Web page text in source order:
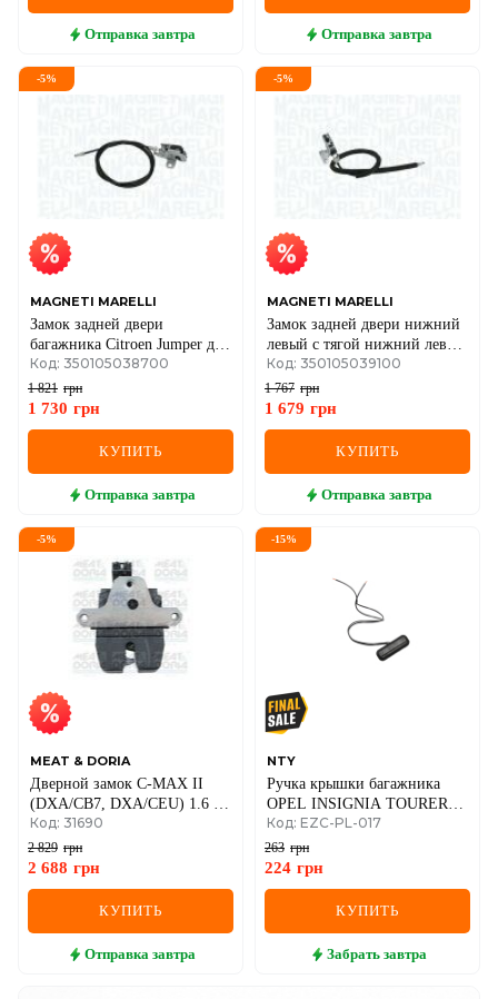
Отправка завтра Отправка завтра
-5%
MAGNETI MARELLI
Замок задней двери
багажника Citroen Jumper до
19
Код: 350105038700
1 821 грн
1 730 грн
КУПИТЬ
Отправка завтра
-5%
MAGNETI MARELLI
Замок задней двери нижний
левый с тягой нижний левый
с тягой Fiat Ducato 2.0D-3.0D
2004–2006
Код: 350105039100
1 767 грн
1 679 грн
КУПИТЬ
Отправка завтра
-5%
MEAT & DORIA
Дверной замок C-MAX II
(DXA/CB7, DXA/CEU) 1.6 Ti
10-19 FORD
Код: 31690
2 829 грн
2 688 грн
КУПИТЬ
Отправка завтра
-15%
NTY
Ручка крышки багажника
OPEL INSIGNIA TOURER
08- / MERIVA B 10-
Код: EZC-PL-017
263 грн
224 грн
КУПИТЬ
Забрать завтра